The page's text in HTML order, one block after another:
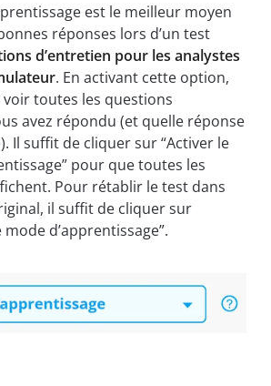
est le meilleur moyen
réponses lors d’un test
d’entretien pour les analystes
. En activant cette option,
toutes les questions
avez répondu (et quelle réponse
Il suffit de cliquer sur “Activer le
pour que toutes les
Pour rétablir le test dans
il suffit de cliquer sur
d’apprentissage”.